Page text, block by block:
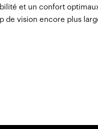
et un confort
de vision encore plus